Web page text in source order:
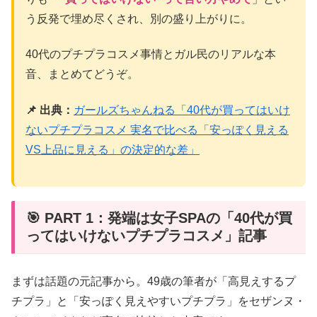
う反発で埋め尽くされ、別の盛り上がりに。
40代のプチプラコスメ事情とガル民のリアルな本
音、まとめてどうぞ。
📌 出典： ガールズちゃんねる「40代が買ってはいけ
ないプチプラコスメ 実名で比べる「安っぽく見える
VS上品に見える」の決定的な差」
🎯 PART 1：発端は女子SPAの「40代が買
ってはいけないプチプラコスメ」記事
まずは話題の元記事から。49歳の筆者が「高見えするプ
チプラ」と「安っぽく見えやすいプチプラ」をセザンヌ・